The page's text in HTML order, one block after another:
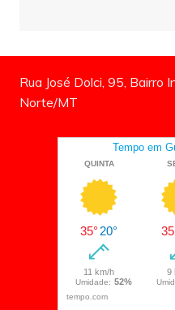
Rua José Dolci, 95, Bairro
Norte/MT